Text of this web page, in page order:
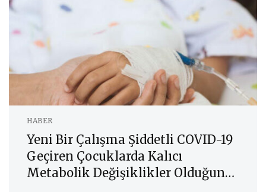
HABER
Yeni Bir Çalışma Şiddetli COVID-19
Geçiren Çocuklarda Kalıcı
Metabolik Değişiklikler Olduğunu